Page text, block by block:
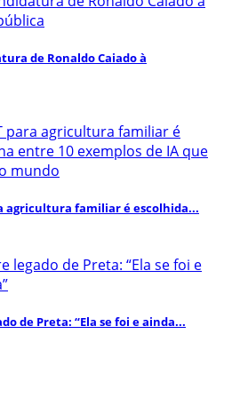
de Ronaldo Caiado à
agricultura familiar é escolhida...
de Preta: “Ela se foi e ainda...